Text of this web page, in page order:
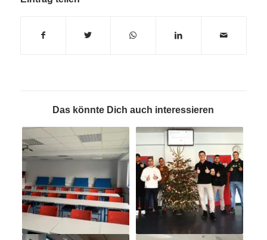
Das könnte Dich auch interessieren